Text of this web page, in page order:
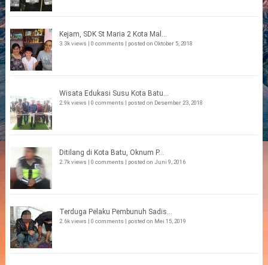
Kejam, SDK St Maria 2 Kota Mal...
3.3k views | 0 comments | posted on Oktober 5, 2018
Wisata Edukasi Susu Kota Batu...
2.9k views | 0 comments | posted on Desember 23, 2018
Ditilang di Kota Batu, Oknum P...
2.7k views | 0 comments | posted on Juni 9, 2016
Terduga Pelaku Pembunuh Sadis...
2.6k views | 0 comments | posted on Mei 15, 2019